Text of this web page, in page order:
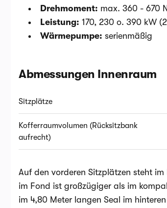
Drehmoment: max. 360 - 670
Leistung: 170, 230 o. 390 kW
Wärmepumpe: serienmäßig
Abmessungen Innenraum
Sitzplätze
Kofferraumvolumen (Rücksitzbank
aufrecht)
Auf den vorderen Sitzplätzen steht
im Fond ist großzügiger als im
im 4,80 Meter langen Seal im